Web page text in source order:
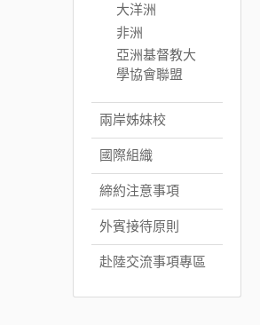
大洋洲
非洲
亞洲基督教大
學協會聯盟
兩岸姊妹校
國際組織
締約注意事項
外賓接待原則
赴陸交流事項專區